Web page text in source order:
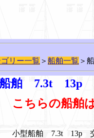
リー一覧 ＞ 船舶一覧 ＞
舶 7.3t 13p
こちらの船舶
小型船舶 7.3t 13p 交